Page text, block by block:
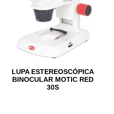
LUPA ESTEREOSCÓPICA
BINOCULAR MOTIC RED
30S